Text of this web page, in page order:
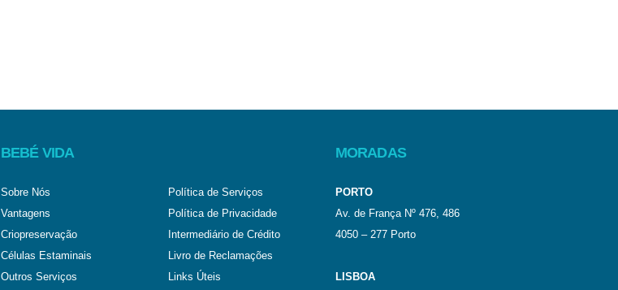
BEBÉ VIDA
Sobre Nós
Vantagens
Criopreservação
Células Estaminais
Outros Serviços
Política de Serviços
Política de Privacidade
Intermediário de Crédito
Livro de Reclamações
Links Úteis
MORADAS
PORTO
Av. de França Nº 476, 486
4050 – 277 Porto
LISBOA